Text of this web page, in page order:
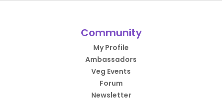
Community
My Profile
Ambassadors
Veg Events
Forum
Newsletter